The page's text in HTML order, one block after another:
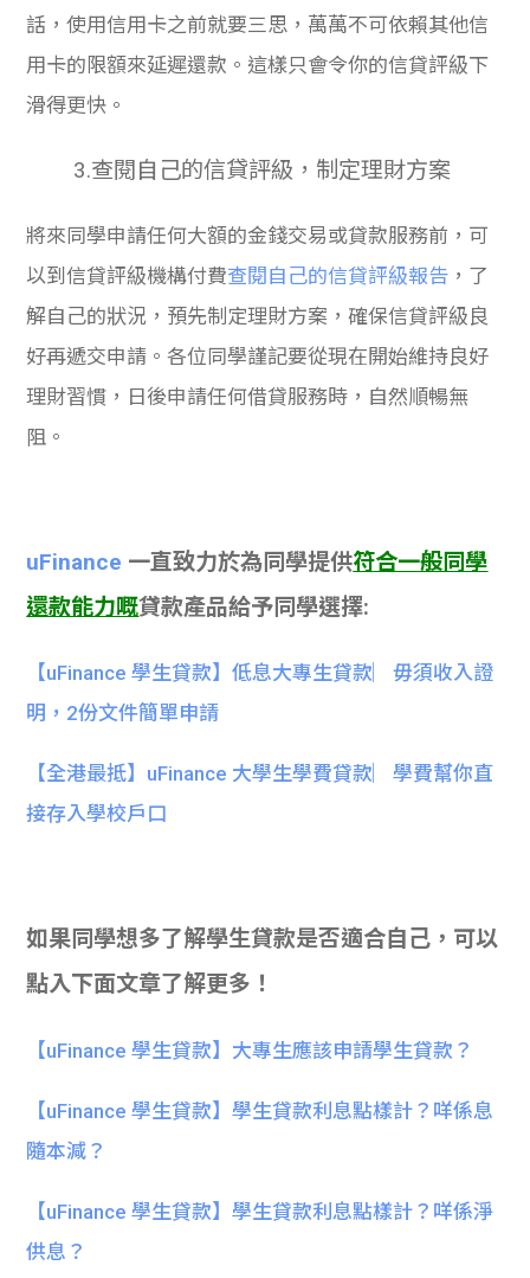
話，使用信用卡之前就要三思，萬萬不可依賴其他信
用卡的限額來延遲還款。這樣只會令你的信貸評級下
滑得更快。
3.查閱自己的信貸評級，制定理財方案
將來同學申請任何大額的金錢交易或貸款服務前，可
以到信貸評級機構付費查閱自己的信貸評級報告 ，了
解自己的狀況，預先制定理財方案，確保信貸評級良
好再遞交申請。各位同學謹記要從現在開始維持良好
理財習慣，日後申請任何借貸服務時，自然順暢無
阻。
uFinance 一直致力於為同學提供符合一般同學
還款能力嘅貸款產品給予同學選擇:
【uFinance 學生貸款】低息大專生貸款︳毋須收入證
明，2份文件簡單申請
【全港最抵】uFinance 大學生學費貸款︳學費幫你直
接存入學校戶口
如果同學想多了解學生貸款是否適合自己，可以
點入下面文章了解更多！
【uFinance 學生貸款】大專生應該申請學生貸款？
【uFinance 學生貸款】學生貸款利息點樣計？咩係息
隨本減？
【uFinance 學生貸款】學生貸款利息點樣計？咩係淨
供息？